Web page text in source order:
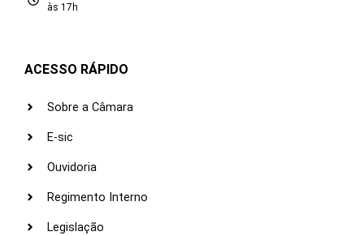
às 17h
ACESSO RÁPIDO
Sobre a Câmara
E-sic
Ouvidoria
Regimento Interno
Legislação